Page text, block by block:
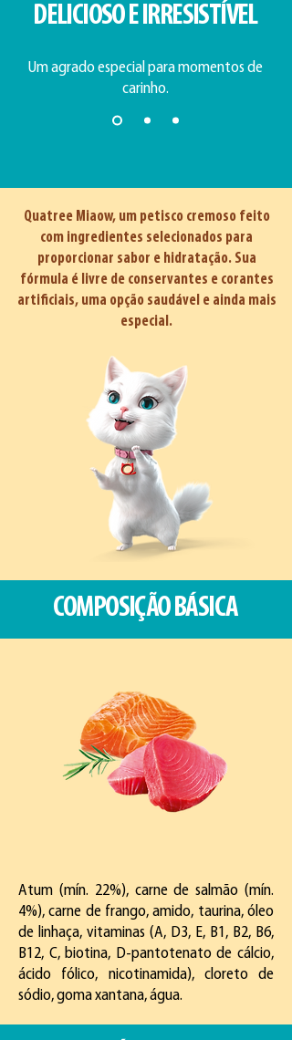
DELICIOSO E IRRESISTÍVEL
Um agrado especial para momentos de
carinho.
Quatree Miaow, um petisco cremoso feito
com ingredientes selecionados para
proporcionar sabor e hidratação. Sua
fórmula é livre de conservantes e corantes
artificiais, uma opção saudável e ainda mais
especial.
COMPOSIÇÃO BÁSICA
Atum (mín. 22%), carne de salmão (mín.
4%), carne de frango, amido, taurina, óleo
de linhaça, vitaminas (A, D3, E, B1, B2, B6,
B12, C, biotina, D-pantotenato de cálcio,
ácido fólico, nicotinamida), cloreto de
sódio, goma xantana, água.